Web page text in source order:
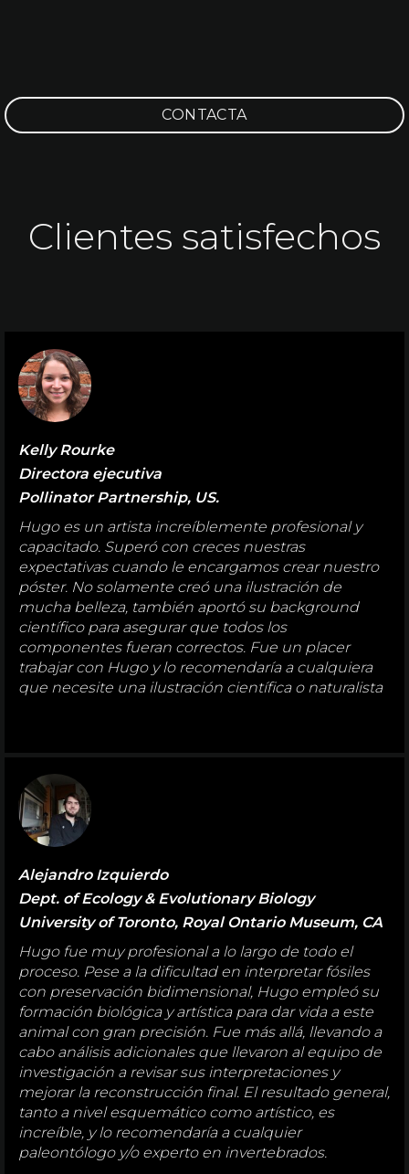
CONTACTA
Clientes satisfechos
Kelly Rourke
Directora ejecutiva
Pollinator Partnership, US.
Hugo es un artista increíblemente profesional y
capacitado. Superó con creces nuestras
expectativas cuando le encargamos crear nuestro
póster. No solamente creó una ilustración de
mucha belleza, también aportó su background
científico para asegurar que todos los
componentes fueran correctos. Fue un placer
trabajar con Hugo y lo recomendaría a cualquiera
que necesite una ilustración científica o naturalista
Alejandro Izquierdo
Dept. of Ecology & Evolutionary Biology
University of Toronto, Royal Ontario Museum, CA
Hugo fue muy profesional a lo largo de todo el
proceso. Pese a la dificultad en interpretar fósiles
con preservación bidimensional, Hugo empleó su
formación biológica y artística para dar vida a este
animal con gran precisión. Fue más allá, llevando a
cabo análisis adicionales que llevaron al equipo de
investigación a revisar sus interpretaciones y
mejorar la reconstrucción final. El resultado general,
tanto a nivel esquemático como artístico, es
increíble, y lo recomendaría a cualquier
paleontólogo y/o experto en invertebrados.